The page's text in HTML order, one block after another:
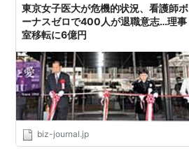
東京女子医大が危機的状況、看護師ボ
ーナスゼロで400人が退職意志…理事
室移転に6億円
biz-journal.jp